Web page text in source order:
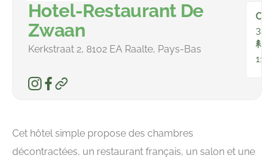
Hotel-Restaurant De
Zwaan
Kerkstraat 2, 8102 EA Raalte, Pays-Bas
34
1114
Cet hôtel simple propose des chambres
décontractées, un restaurant français, un salon et une